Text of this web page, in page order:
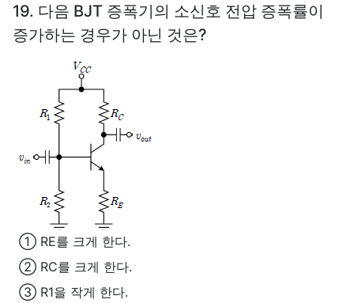
19. 다음 BJT 증폭기의 소신호 전압 증폭률이
증가하는 경우가 아닌 것은?
① RE를 크게 한다.
② RC를 크게 한다.
③ R1을 작게 한다.